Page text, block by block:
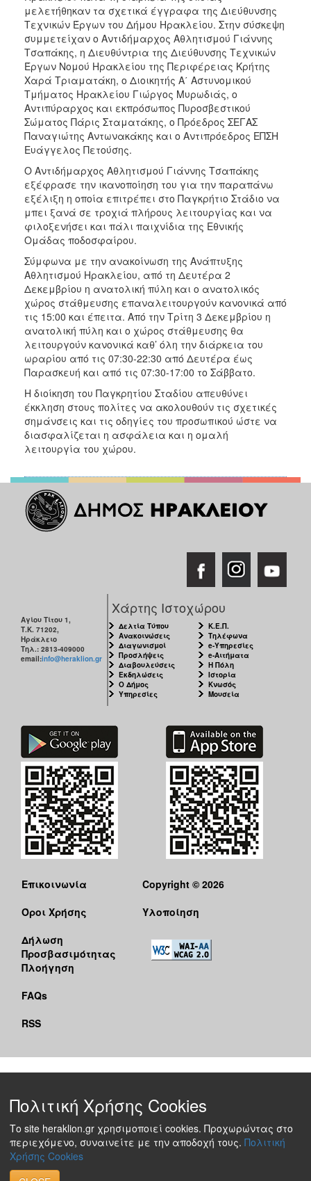
μελετήθηκαν τα σχετικά έγγραφα της Διεύθυνσης
Τεχνικών Έργων του Δήμου Ηρακλείου. Στην σύσκεψη
συμμετείχαν ο Αντιδήμαρχος Αθλητισμού Γιάννης
Τσαπάκης, η Διευθύντρια της Διεύθυνσης Τεχνικών
Έργων Νομού Ηρακλείου της Περιφέρειας Κρήτης
Χαρά Τριαματάκη, ο Διοικητής Α΄ Αστυνομικού
Τμήματος Ηρακλείου Γιώργος Μυρωδιάς, ο
Αντιπύραρχος και εκπρόσωπος Πυροσβεστικού
Σώματος Πάρις Σταματάκης, ο Πρόεδρος ΣΕΓΑΣ
Παναγιώτης Αντωνακάκης και ο Αντιπρόεδρος ΕΠΣΗ
Ευάγγελος Πετούσης.
Ο Αντιδήμαρχος Αθλητισμού Γιάννης Τσαπάκης
εξέφρασε την ικανοποίηση του για την παραπάνω
εξέλιξη η οποία επιτρέπει στο Παγκρήτιο Στάδιο να
μπει ξανά σε τροχιά πλήρους λειτουργίας και να
φιλοξενήσει και πάλι παιχνίδια της Εθνικής
Ομάδας ποδοσφαίρου.
Σύμφωνα με την ανακοίνωση της Ανάπτυξης
Αθλητισμού Ηρακλείου, από τη Δευτέρα 2
Δεκεμβρίου η ανατολική πύλη και ο ανατολικός
χώρος στάθμευσης επαναλειτουργούν κανονικά από
τις 15:00 και έπειτα. Από την Τρίτη 3 Δεκεμβρίου η
ανατολική πύλη και ο χώρος στάθμευσης θα
λειτουργούν κανονικά καθ’ όλη την διάρκεια του
ωραρίου από τις 07:30-22:30 από Δευτέρα έως
Παρασκευή και από τις 07:30-17:00 το Σάββατο.
Η διοίκηση του Παγκρητίου Σταδίου απευθύνει
έκκληση στους πολίτες να ακολουθούν τις σχετικές
σημάνσεις και τις οδηγίες του προσωπικού ώστε να
διασφαλίζεται η ασφάλεια και η ομαλή
λειτουργία του χώρου.
Αγίου Τίτου 1,
Τ.Κ. 71202,
Ηράκλειο
Τηλ.: 2813-409000
email:info@heraklion.gr
Χάρτης Ιστοχώρου
Δελτία Τύπου
Ανακοινώσεις
Διαγωνισμοί
Προσλήψεις
Διαβουλεύσεις
Εκδηλώσεις
Ο Δήμος
Υπηρεσίες
Κ.Ε.Π.
Τηλέφωνα
e-Υπηρεσίες
e-Αιτήματα
Η Πόλη
Ιστορία
Κνωσός
Μουσεία
Επικοινωνία
Όροι Χρήσης
Δήλωση
Προσβασιμότητας
Πλοήγηση
FAQs
RSS
Copyright © 2026
Υλοποίηση
Πολιτική Χρήσης Cookies
Το site heraklion.gr χρησιμοποιεί cookies. Προχωρώντας στο
περιεχόμενο, συναινείτε με την αποδοχή τους. Πολιτική
Χρήσης Cookies